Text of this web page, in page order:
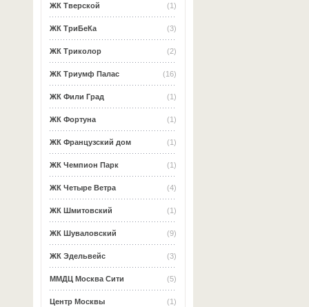
(1)
ЖК Тверской
(3)
ЖК ТриБеКа
(2)
ЖК Триколор
(16)
ЖК Триумф Палас
(1)
ЖК Фили Град
(1)
ЖК Фортуна
(1)
ЖК Французский дом
(1)
ЖК Чемпион Парк
(4)
ЖК Четыре Ветра
(1)
ЖК Шмитовский
(9)
ЖК Шуваловский
(3)
ЖК Эдельвейс
(5)
ММДЦ Москва Сити
(1)
Центр Москвы